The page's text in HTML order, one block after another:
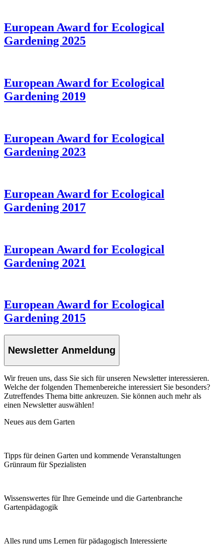
European Award for Ecological
Gardening 2025
European Award for Ecological
Gardening 2019
European Award for Ecological
Gardening 2023
European Award for Ecological
Gardening 2017
European Award for Ecological
Gardening 2021
European Award for Ecological
Gardening 2015
Newsletter Anmeldung
Wir freuen uns, dass Sie sich für unseren Newsletter interessieren.
Welche der folgenden Themenbereiche interessiert Sie besonders?
Zutreffendes Thema bitte ankreuzen. Sie können auch mehr als
einen Newsletter auswählen!
Neues aus dem Garten
Tipps für deinen Garten und kommende Veranstaltungen
Grünraum für Spezialisten
Wissenswertes für Ihre Gemeinde und die Gartenbranche
Garten­pädagogik
Alles rund ums Lernen für pädagogisch Interessierte